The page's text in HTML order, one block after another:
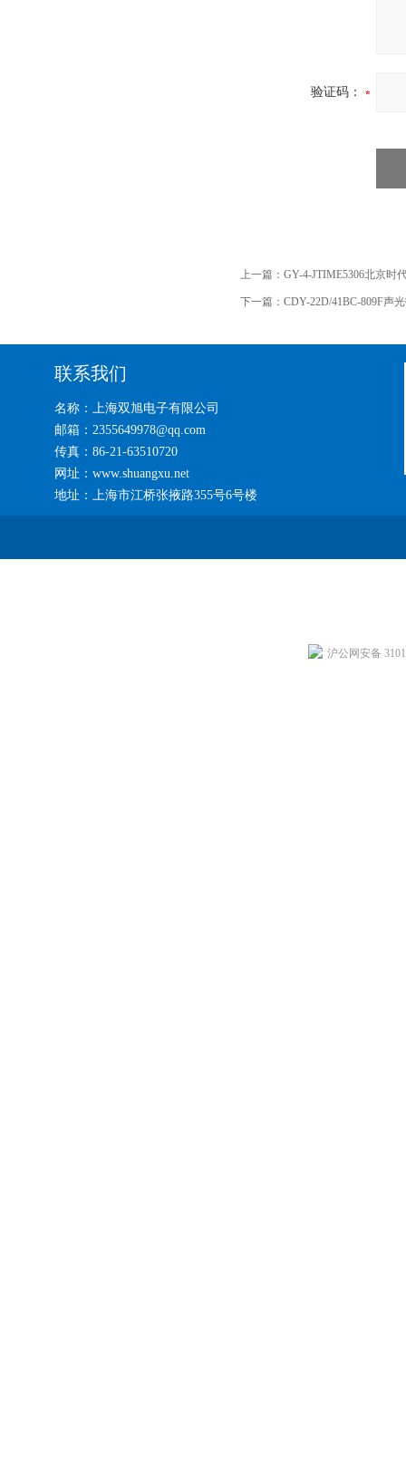
验证码：
上一篇： GY-4-JTIME5306北京时
下一篇： CDY-22D/41BC-809F声
联系我们
名称：上海双旭电子有限公司
邮箱：2355649978@qq.com
传真：86-21-63510720
网址：www.shuangxu.net
地址：上海市江桥张掖路355号6号楼
沪公网安备